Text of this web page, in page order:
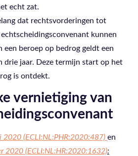
echt zat.
dat rechtsvorderingen tot
kunnen
een beroep op bedrog geldt een
drie jaar. Deze termijn start op het
is ontdekt.
vernietiging van
2020 (ECLI:NL:PHR:2020:487) en
2020 (ECLI:NL:HR:2020:1632):